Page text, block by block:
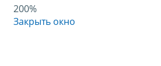
200%
Закрыть окно